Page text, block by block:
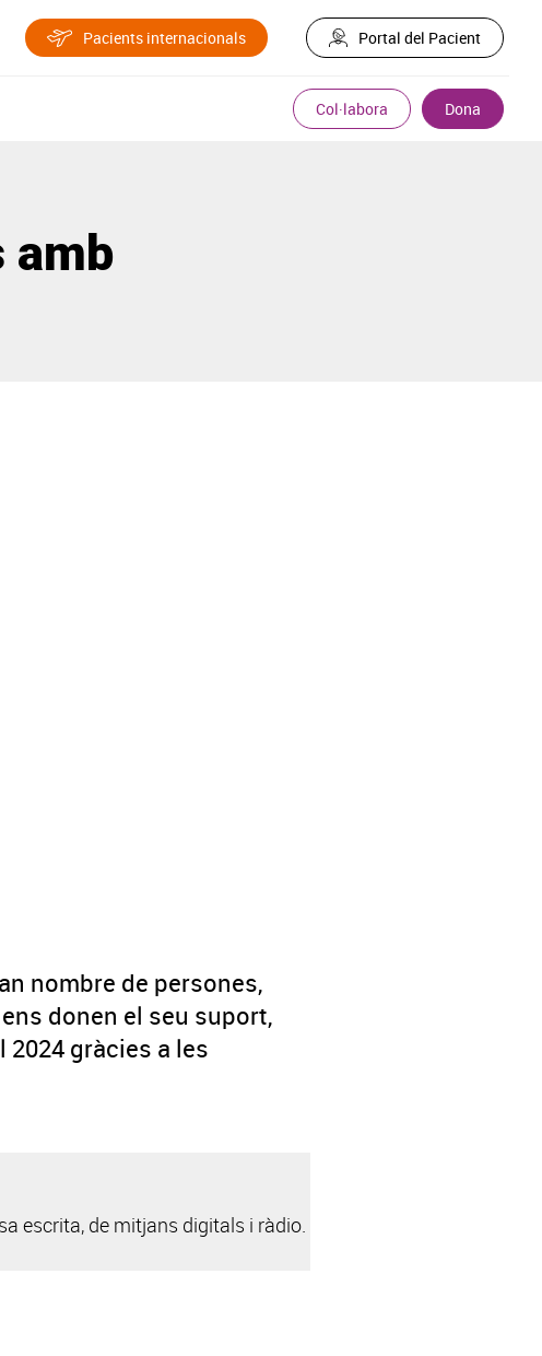
Pacients internacionals Portal del Pacient
Col·labora Dona
amb
nombre de persones,
donen el seu suport,
gràcies a les
escrita, de mitjans digitals i ràdio.